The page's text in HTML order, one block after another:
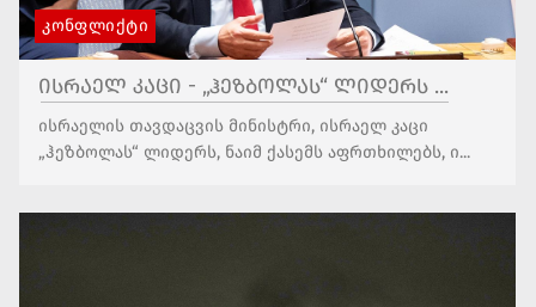
ᲙᲝᲜᲤᲚᲘᲥᲢᲘ
ისრაელ კაცი - „ჰეზბოლას“ ლიდერს ...
ისრაელის თავდაცვის მინისტრი, ისრაელ კაცი
„ჰეზბოლას“ ლიდერს, ნაიმ ქასემს აფრთხილებს, ი...